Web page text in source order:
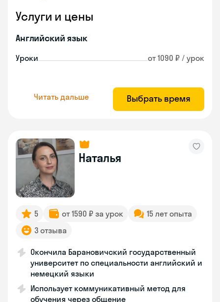
Услуги и цены
Английский язык
Уроки от 1090 ₽ / урок
Читать дальше Выбрать время
Наталья
5 от 1590 ₽ за урок
15 лет опыта
3 отзыва
Окончила Барановичский государственный
университет по специальности английский и
немецкий языки
Использует коммуникативный метод для
обучения через общение